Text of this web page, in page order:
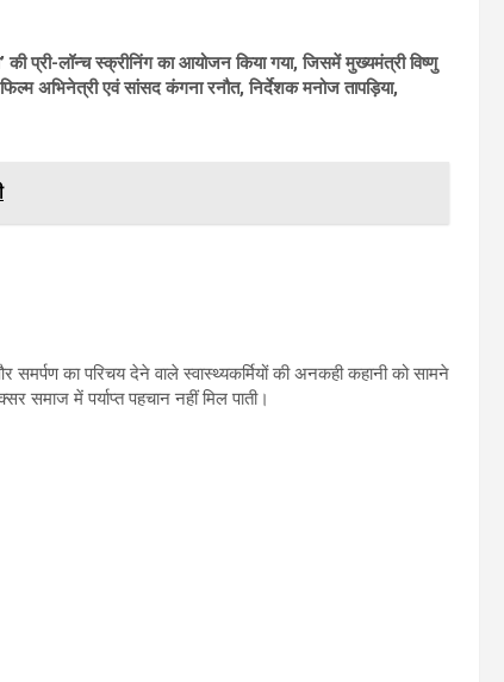
की प्री-लॉन्च स्क्रीनिंग का आयोजन किया गया, जिसमें मुख्यमंत्री विष्णु
अभिनेत्री एवं सांसद कंगना रनौत, निर्देशक मनोज तापड़िया,
का परिचय देने वाले स्वास्थ्यकर्मियों की अनकही कहानी को सामने
समाज में पर्याप्त पहचान नहीं मिल पाती।